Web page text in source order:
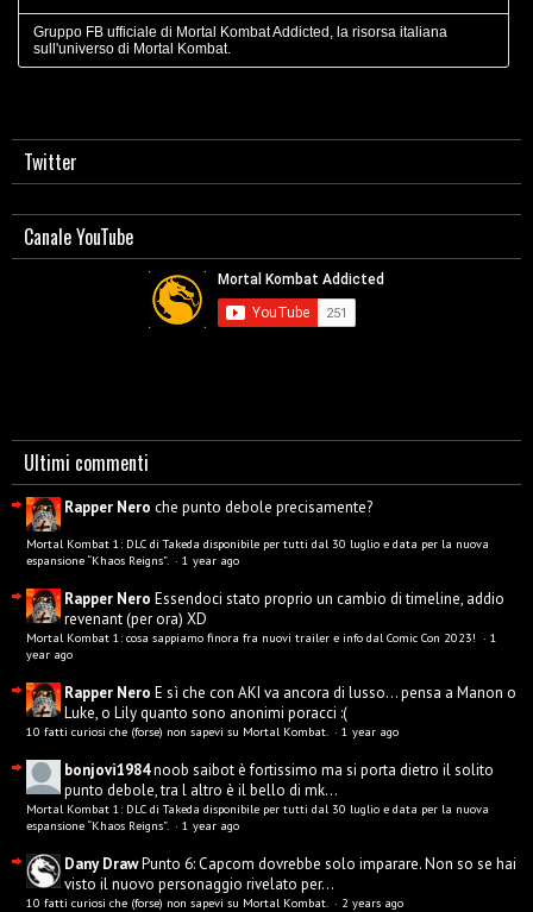
Gruppo FB ufficiale di Mortal Kombat Addicted, la risorsa italiana
sull'universo di Mortal Kombat.
Twitter
Canale YouTube
Ultimi commenti
Rapper Nero che punto debole precisamente?
Mortal Kombat 1: DLC di Takeda disponibile per tutti dal 30 luglio e data per la nuova
espansione “Khaos Reigns”. · 1 year ago
Rapper Nero Essendoci stato proprio un cambio di timeline, addio
revenant (per ora) XD
Mortal Kombat 1: cosa sappiamo finora fra nuovi trailer e info dal Comic Con 2023! · 1
year ago
Rapper Nero E sì che con AKI va ancora di lusso... pensa a Manon o
Luke, o Lily quanto sono anonimi poracci :(
10 fatti curiosi che (forse) non sapevi su Mortal Kombat. · 1 year ago
bonjovi1984noob saibot è fortissimo ma si porta dietro il solito
punto debole, tra l altro è il bello di mk...
Mortal Kombat 1: DLC di Takeda disponibile per tutti dal 30 luglio e data per la nuova
espansione “Khaos Reigns”. · 1 year ago
Dany DrawPunto 6: Capcom dovrebbe solo imparare. Non so se hai
visto il nuovo personaggio rivelato per...
10 fatti curiosi che (forse) non sapevi su Mortal Kombat. · 2 years ago